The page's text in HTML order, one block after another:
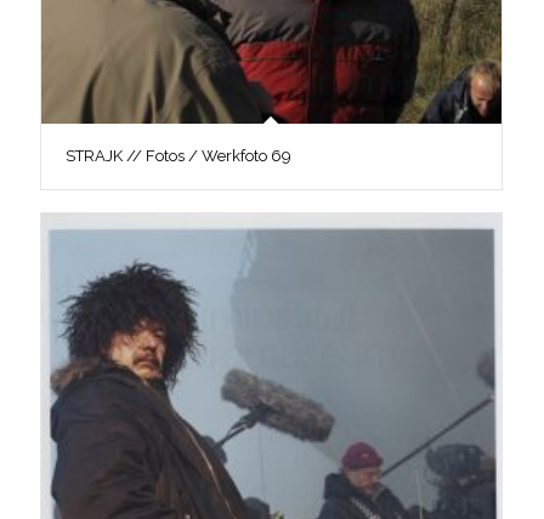
STRAJK // Fotos / Werkfoto 69